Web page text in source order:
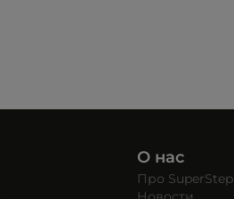
О нас
Про SuperStep